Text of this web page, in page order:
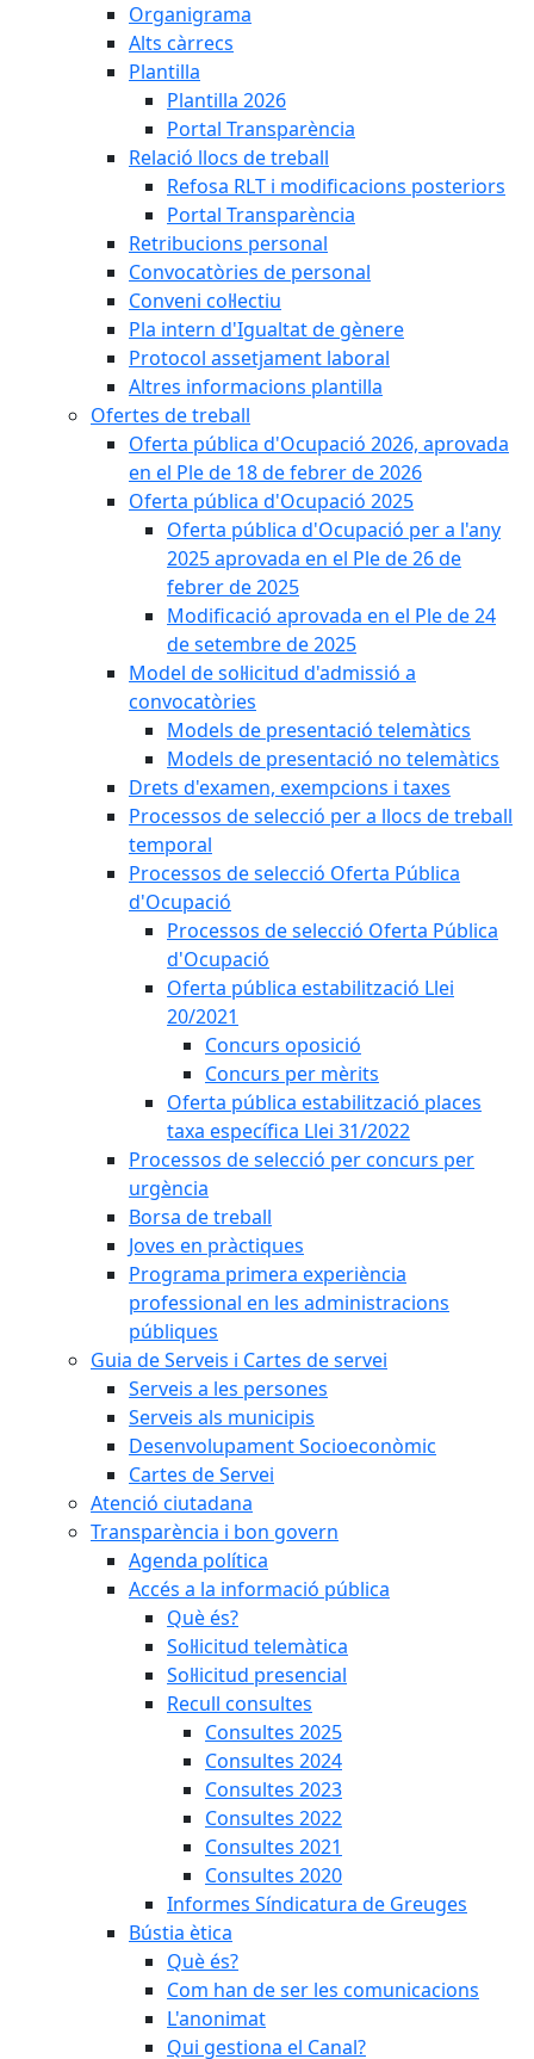
Organigrama
Alts càrrecs
Plantilla
Plantilla 2026
Portal Transparència
Relació llocs de treball
Refosa RLT i modificacions posteriors
Portal Transparència
Retribucions personal
Convocatòries de personal
Conveni col·lectiu
Pla intern d'Igualtat de gènere
Protocol assetjament laboral
Altres informacions plantilla
Ofertes de treball
Oferta pública d'Ocupació 2026, aprovada
en el Ple de 18 de febrer de 2026
Oferta pública d'Ocupació 2025
Oferta pública d'Ocupació per a l'any
2025 aprovada en el Ple de 26 de
febrer de 2025
Modificació aprovada en el Ple de 24
de setembre de 2025
Model de sol·licitud d'admissió a
convocatòries
Models de presentació telemàtics
Models de presentació no telemàtics
Drets d'examen, exempcions i taxes
Processos de selecció per a llocs de treball
temporal
Processos de selecció Oferta Pública
d'Ocupació
Processos de selecció Oferta Pública
d'Ocupació
Oferta pública estabilització Llei
20/2021
Concurs oposició
Concurs per mèrits
Oferta pública estabilització places
taxa específica Llei 31/2022
Processos de selecció per concurs per
urgència
Borsa de treball
Joves en pràctiques
Programa primera experiència
professional en les administracions
públiques
Guia de Serveis i Cartes de servei
Serveis a les persones
Serveis als municipis
Desenvolupament Socioeconòmic
Cartes de Servei
Atenció ciutadana
Transparència i bon govern
Agenda política
Accés a la informació pública
Què és?
Sol·licitud telemàtica
Sol·licitud presencial
Recull consultes
Consultes 2025
Consultes 2024
Consultes 2023
Consultes 2022
Consultes 2021
Consultes 2020
Informes Síndicatura de Greuges
Bústia ètica
Què és?
Com han de ser les comunicacions
L'anonimat
Qui gestiona el Canal?